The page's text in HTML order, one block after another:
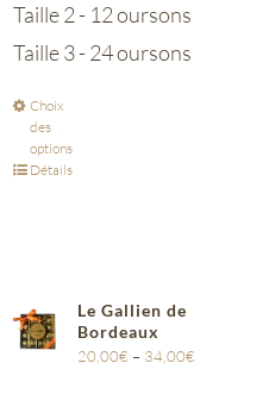
Taille 2 - 12 oursons
Taille 3 - 24 oursons
Choix
des
options
Détails
Le Gallien de
Bordeaux
20,00€ – 34,00€